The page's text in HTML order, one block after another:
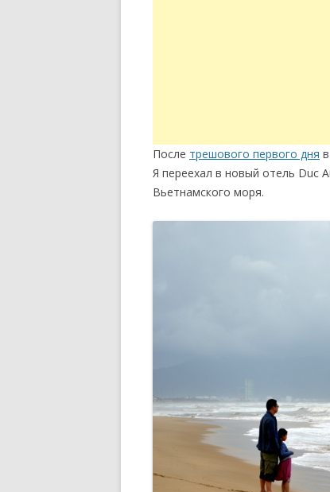
После трешового первого дня
Я переехал в новый отель Duc
Вьетнамского моря.